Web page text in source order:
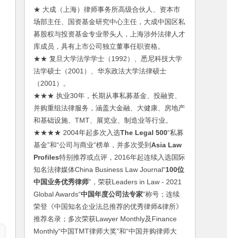
★ 大成（上海）律师事务所高级合伙人、资本市
场部主任、国资基金研究中心主任，大成中国区私
募股权与投资基金专业带头人，上海涉外法律人才
库成员，具有上市公司独立董事任职资格。
★★ 复旦大学法学学士（1992）、悉尼科技大学
法学硕士（2001）、华东政法大学法律硕士
（2001）。
★★★ 执业30年，长期从事私募基金、投融资、
并购重组法律服务，涵盖大金融、大健康、房地产
和基础设施、TMT、展览业、制造业等行业。
★★★★ 2004年起多次入选The Legal 500“私募
基金”和“公司与商业”榜单，并多次受到Asia Law
Profiles特别推荐或点评，2016年起连续入选国际
知名法律媒体China Business Law Journal“100位
中国业务优秀律师”，荣获Leaders in Law - 2021
Global Awards“中国年度公司法专家”称号；连续
荣登《中国知名企业法总推荐的优秀律师&律所》
推荐名录；多次荣获Lawyer Monthly及Finance
Monthly“中国TMT律师大奖”和“中国并购律师大